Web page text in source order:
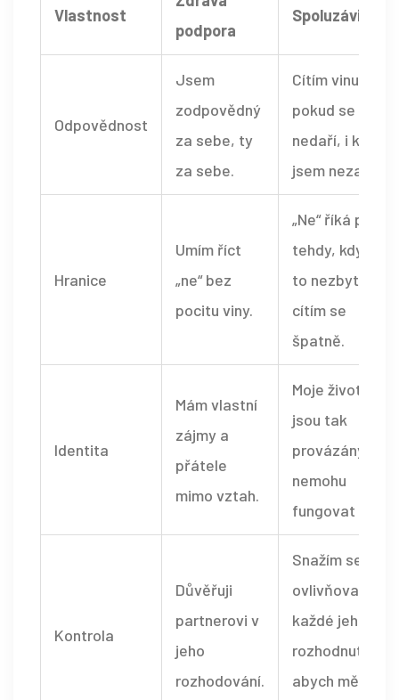
Vlastnost
podpora
Spoluzávislost
Odpovědnost
Jsem
zodpovědný
za sebe, ty
za sebe.
Cítím vinu,
pokud se ti
nedaří, i když
jsem nezasáhl.
Hranice
Umím říct
„ne“ bez
pocitu viny.
„Ne“ říká pouze
tehdy, když je
to nezbytné, a
cítím se
špatně.
Identita
Mám vlastní
zájmy a
přátele
mimo vztah.
Moje životy
jsou tak
provázány, že
nemohu
fungovat sám.
Kontrola
Důvěřuji
partnerovi v
jeho
rozhodování.
Snažím se
ovlivňovat
každé jeho
rozhodnutí,
abych měl